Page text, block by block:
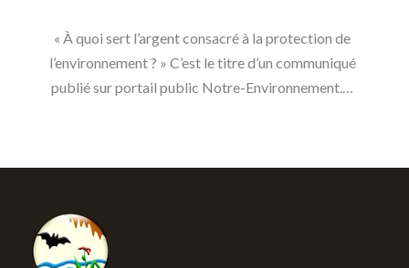
« À quoi sert l’argent consacré à la protection de
l’environnement ? » C’est le titre d’un communiqué
publié sur portail public Notre-Environnement.…